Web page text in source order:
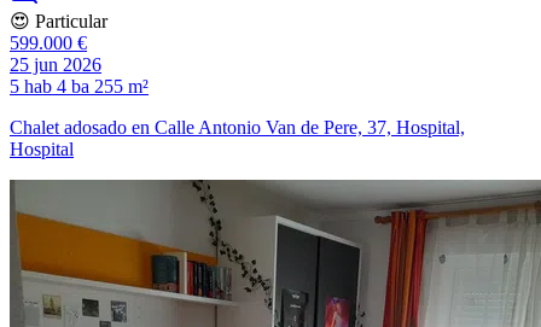
😍 Particular
599.000 €
25 jun 2026
5 hab 4 ba 255 m²
Chalet adosado en Calle Antonio Van de Pere, 37, Hospital,
Hospital